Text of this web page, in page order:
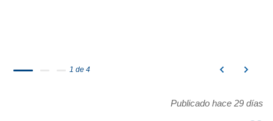
1 de 4
Publicado hace 29 días